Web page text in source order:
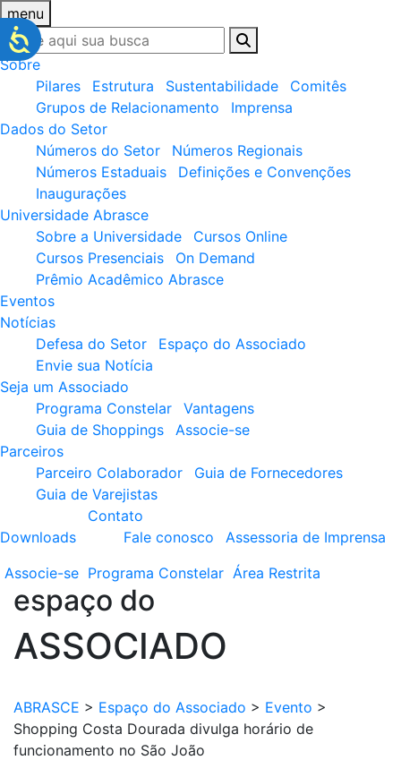
menu
Sobre
Pilares
Estrutura Sustentabilidade
Comitês
Grupos de Relacionamento
Imprensa
Dados do Setor
Números do Setor
Números Regionais
Números Estaduais
Definições e Convenções
Inaugurações
Universidade Abrasce
Sobre a Universidade
Cursos Online
Cursos Presenciais
On Demand
Prêmio Acadêmico Abrasce
Eventos
Notícias
Defesa do Setor
Espaço do Associado
Envie sua Notícia
Seja um Associado
Programa Constelar
Vantagens
Guia de Shoppings
Associe-se
Parceiros
Parceiro Colaborador
Guia de Fornecedores
Guia de Varejistas
Downloads
Contato
Fale conosco
Assessoria de Imprensa
Associe-se Programa Constelar Área Restrita
espaço do
ASSOCIADO
ABRASCE > Espaço do Associado > Evento >
Shopping Costa Dourada divulga horário de
funcionamento no São João